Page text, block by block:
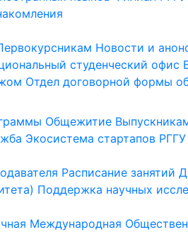
Новости и
студенческий офис
Отдел договорной формы
Общежитие
Экосистема стартапов РГГУ
Расписание занятий
Поддержка научных
Международная